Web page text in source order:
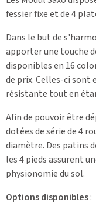
fessier fixe et de 4
Dans le but de
apporter une touche
disponibles en 16
de prix. Celles-ci
résistante tout en
Afin de pouvoir être
dotées de série de 4
diamètre. Des patins
les 4 pieds assurent
physionomie du sol.
Options disponibles: